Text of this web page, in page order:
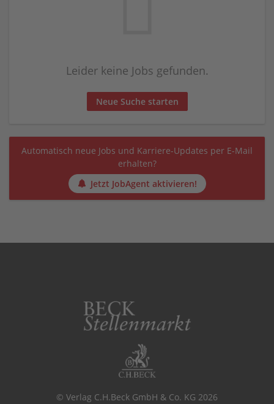
Leider keine Jobs gefunden.
Neue Suche starten
Automatisch neue Jobs und Karriere-Updates per E-Mail
erhalten?
Jetzt JobAgent aktivieren!
© Verlag C.H.Beck GmbH & Co. KG 2026